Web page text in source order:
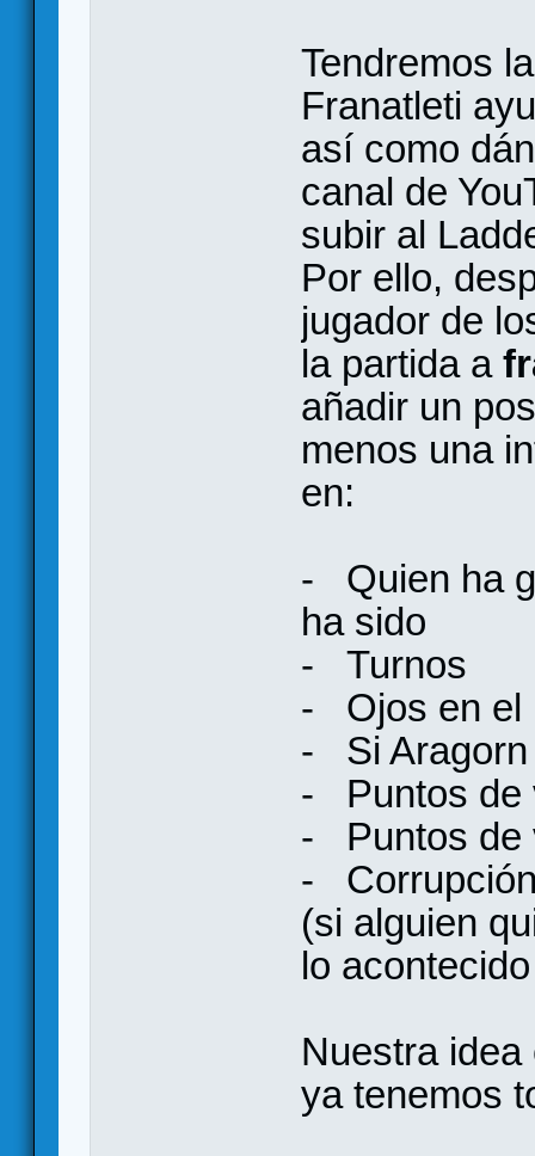
Tendremos
Franatleti
así como
canal de
subir al
Por ello,
jugador de
la partida a
añadir un
menos una
en:
- Quien ha
ha sido
- Turnos
- Ojos en el
- Si Aragorn
- Puntos de
- Puntos de
-
(si alguien
lo
Nuestra
ya tenemos